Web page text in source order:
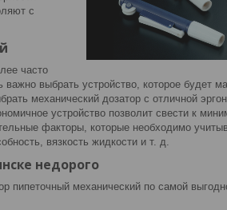
с
часто
выбрать устройство, которое будет
механический дозатор с отличной
устройство позволит свести к
факторы, которые необходимо
вязкость жидкости и т. д.
недорого
пипеточный механический по самой